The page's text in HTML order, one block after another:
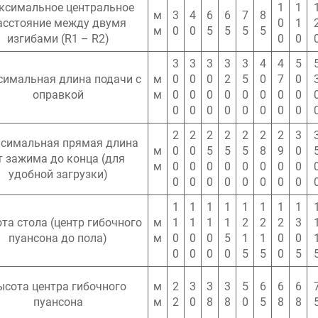
центральное
между двумя
изгибами (R1 – R2)
м
м
3
0
4
0
6
5
6
5
7
5
8
5
1
0
0
1
1
0
1
длина подачи с
оправкой
м
м
3
0
0
0
3
0
0
0
3
0
0
0
3
2
0
0
3
5
0
0
4
0
0
0
4
7
0
0
5
0
0
0
прямая длина
зажима до конца (для
удобной загрузки)
м
м
2
0
0
0
2
0
0
0
2
5
0
0
2
5
0
0
2
5
0
0
2
8
0
0
2
9
0
0
3
0
0
0
стола (центр гибочного
пуансона до пола)
м
м
1
1
0
0
1
1
0
0
1
1
0
0
1
1
5
0
1
2
1
5
1
2
1
5
1
2
0
0
1
3
0
5
1
1
1
центра гибочного
пуансона
м
м
2
2
3
0
3
8
3
8
5
0
6
5
6
8
6
8